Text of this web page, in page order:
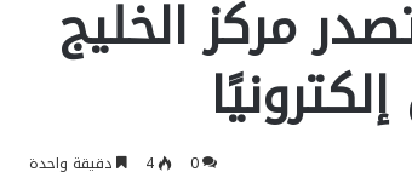
مركز الخليج
0
4 دقيقة واحدة